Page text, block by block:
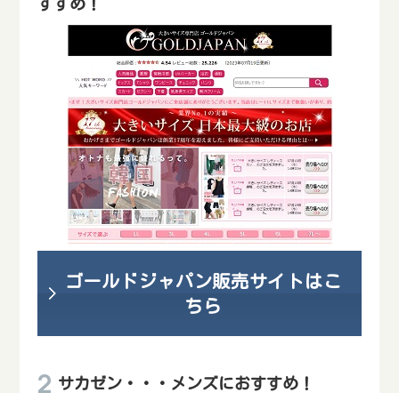
すすめ！
ゴールドジャパン販売サイトはこ
ちら
サカゼン・・・メンズにおすすめ！